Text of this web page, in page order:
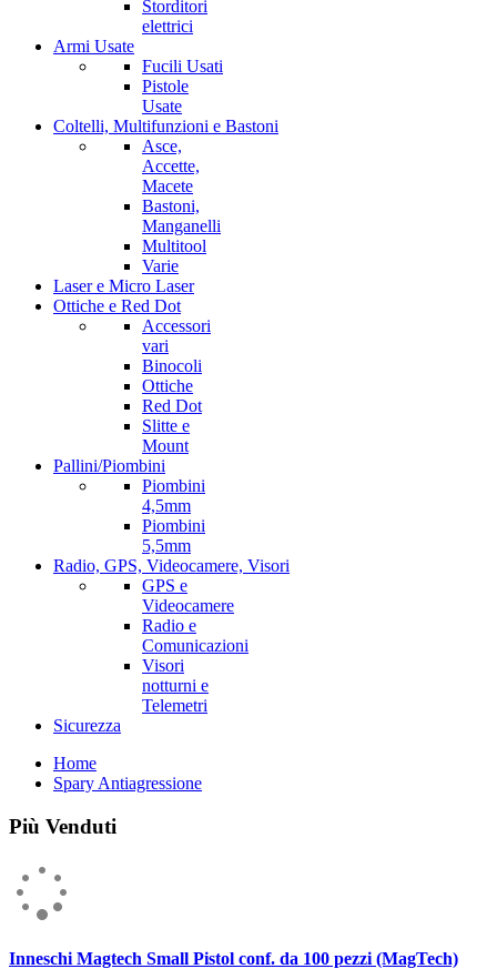
Storditori
elettrici
Armi Usate
Fucili Usati
Pistole
Usate
Coltelli, Multifunzioni e Bastoni
Asce,
Accette,
Macete
Bastoni,
Manganelli
Multitool
Varie
Laser e Micro Laser
Ottiche e Red Dot
Accessori
vari
Binocoli
Ottiche
Red Dot
Slitte e
Mount
Pallini/Piombini
Piombini
4,5mm
Piombini
5,5mm
Radio, GPS, Videocamere, Visori
GPS e
Videocamere
Radio e
Comunicazioni
Visori
notturni e
Telemetri
Sicurezza
Home
Spary Antiagressione
Più Venduti
Inneschi Magtech Small Pistol conf. da 100 pezzi (MagTech)